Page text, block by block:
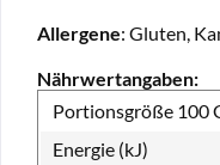
Allergene: Gluten,
Nährwertangaben:
Portionsgröße 100
Energie (kJ)